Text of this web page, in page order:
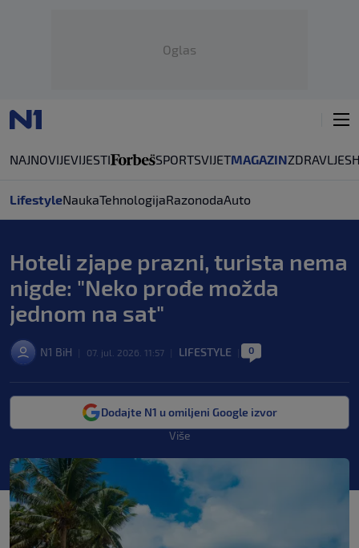
Oglas
NAJNOVIJEVIJESTI SPORTSVIJETMAGAZINZDRAVLJE
LifestyleNaukaTehnologijaRazonodaAuto
Hoteli zjape prazni, turista nema
nigde: "Neko prođe možda
jednom na sat"
N1 BiH 07. jul. 2026. 11:57 LIFESTYLE 0
Dodajte N1 u omiljeni Google izvor
Više